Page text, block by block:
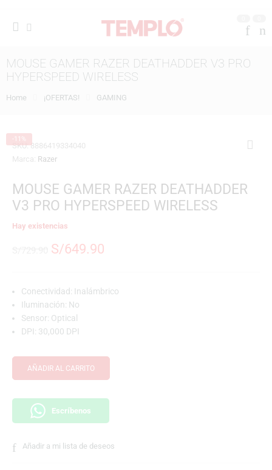
MOUSE GAMER RAZER DEATHADDER V3 PRO
HYPERSPEED WIRELESS
Home ¡OFERTAS! GAMING
-11%
SKU:8886419334040
Marca: Razer
MOUSE GAMER RAZER DEATHADDER
V3 PRO HYPERSPEED WIRELESS
Hay existencias
S/649.90
Conectividad: Inalámbrico
Iluminación: No
Sensor: Optical
DPI: 30,000 DPI
AÑADIR AL CARRITO
Escríbenos
Añadir a mi lista de deseos